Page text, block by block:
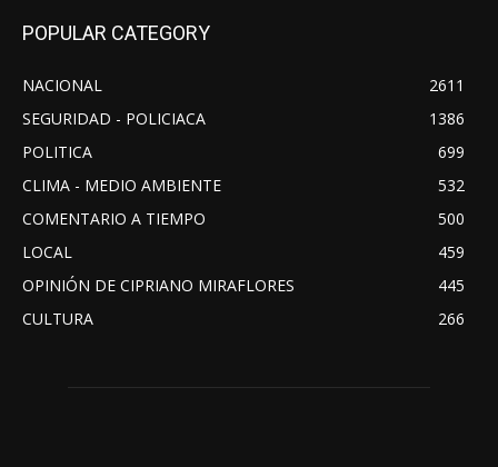
POPULAR CATEGORY
NACIONAL
2611
SEGURIDAD - POLICIACA
1386
POLITICA
699
CLIMA - MEDIO AMBIENTE
532
COMENTARIO A TIEMPO
500
LOCAL
459
OPINIÓN DE CIPRIANO MIRAFLORES
445
CULTURA
266